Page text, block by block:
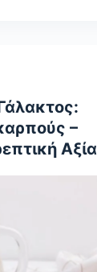
–
Αξία